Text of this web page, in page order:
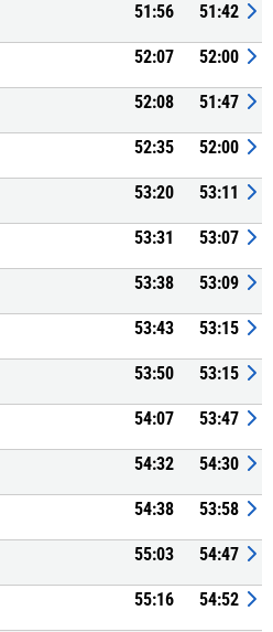
51:56 51:42
52:07 52:00
52:08 51:47
52:35 52:00
53:20 53:11
53:31 53:07
53:38 53:09
53:43 53:15
53:50 53:15
54:07 53:47
54:32 54:30
54:38 53:58
55:03 54:47
55:16 54:52